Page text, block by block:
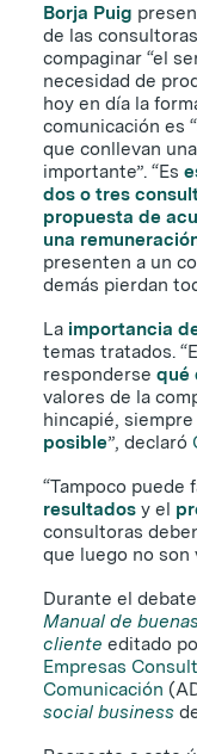
Borja Puig
de las
compaginar “el
necesidad de
hoy en día la
comunicación es
que conllevan
importante”. “Es
dos o tres
propuesta de
una
presenten a un
demás pierdan
La importancia
temas tratados.
responderse qué
valores de la
hincapié, siempre
posible”, declaró
“Tampoco puede
resultados y el
consultoras
que luego no son
Durante el
Manual de
cliente editado
Empresas
Comunicación
social business